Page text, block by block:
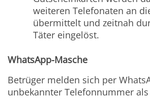
weiteren Telefonaten an
übermittelt und zeitnah
Täter eingelöst.
WhatsApp-Masche
Betrüger melden sich per
unbekannter Telefonnummer